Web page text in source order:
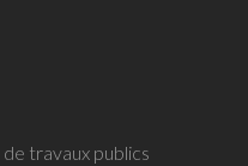
travaux publics